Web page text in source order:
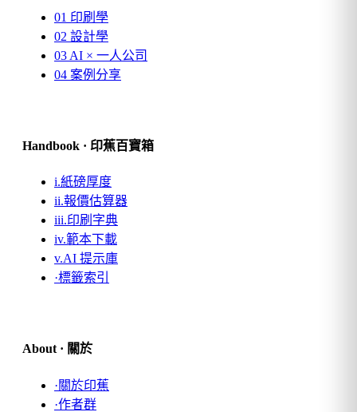
01 印刷學
02 設計學
03 AI × 一人公司
04 案例分享
Handbook · 印蕉百寶箱
i.紙磅厚度
ii.報價估算器
iii.印刷字典
iv.範本下載
v.AI 提示庫
·標籤索引
About · 關於
·關於印蕉
·作者群